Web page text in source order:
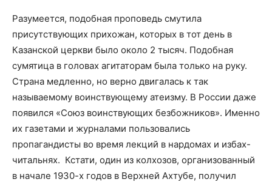
Разумеется, подобная проповедь смутила
присутствующих прихожан, которых в тот день в
Казанской церкви было около 2 тысяч. Подобная
сумятица в головах агитаторам была только на руку.
Страна медленно, но верно двигалась к так
называемому воинствующему атеизму. В России даже
появился «Союз воинствующих безбожников». Именно
их газетами и журналами пользовались
пропагандисты во время лекций в нардомах и избах-
читальнях. Кстати, один из колхозов, организованный
в начале 1930-х годов в Верхней Ахтубе, получил